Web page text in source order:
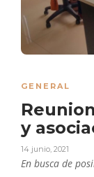
GENERAL
y
14 junio, 2021
En busca de